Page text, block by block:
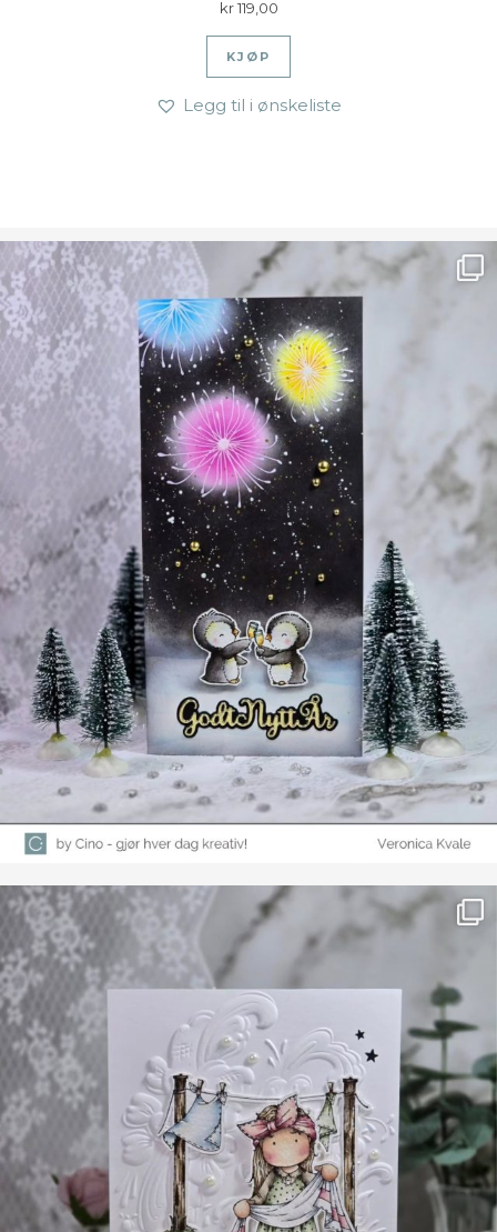
kr119,00
KJØP
Legg til i ønskeliste
Ønsk